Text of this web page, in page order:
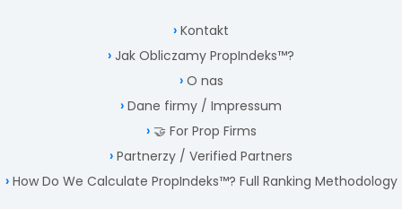
Kontakt
Jak Obliczamy PropIndeks™?
O nas
Dane firmy / Impressum
🤝 For Prop Firms
Partnerzy / Verified Partners
How Do We Calculate PropIndeks™? Full Ranking Methodology